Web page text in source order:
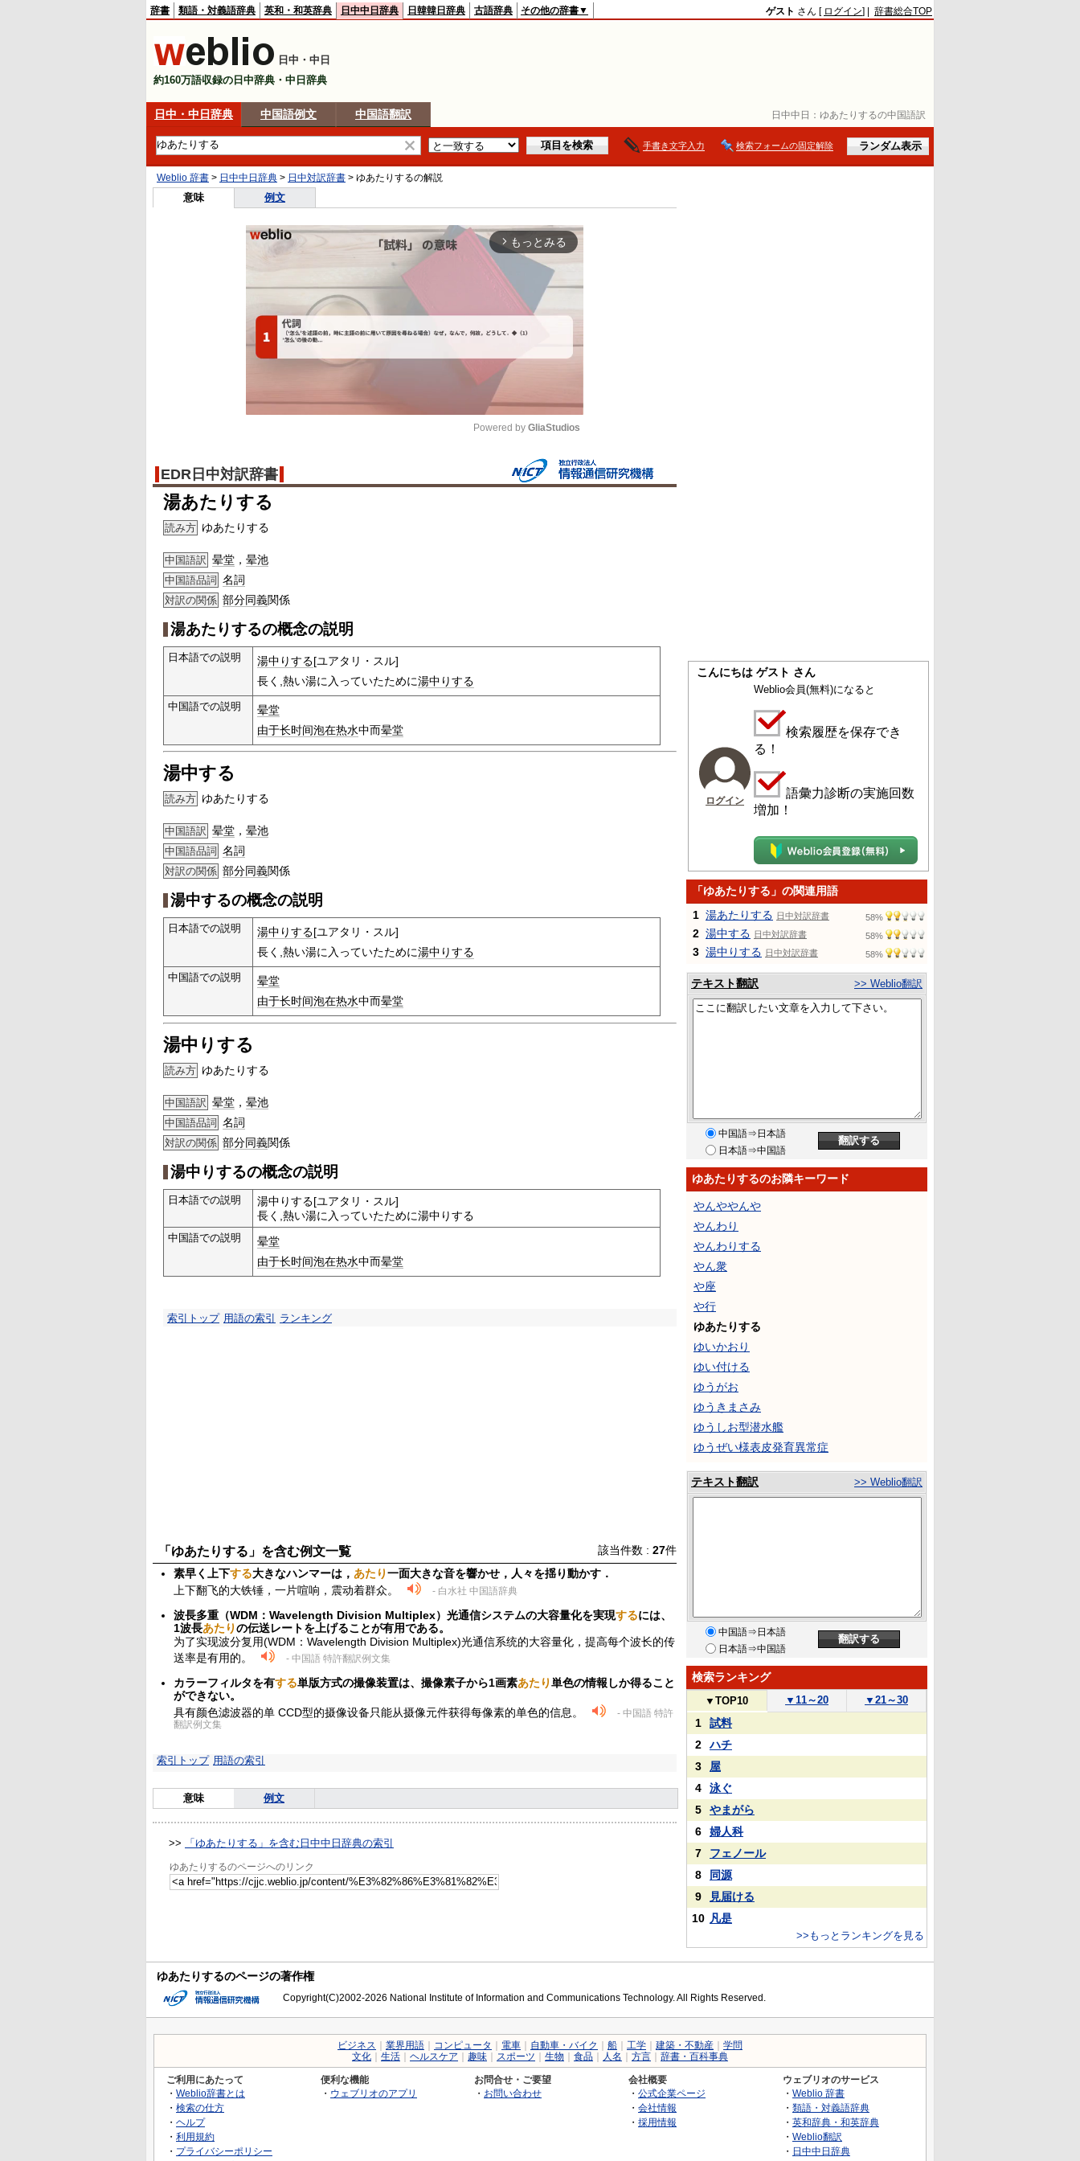
日中中日： ゆあたりするの中国語訳
辞書 類語・対義語辞典 英和・和英辞典 日中中日辞典 日韓韓日辞典 古語辞典 その他の辞書▼ ゲスト さん [ ログイン] | 辞書総合TOP
日中・中日
約160万語収録の日中辞典・中日辞典
日中・中日辞典 中国語例文 中国語翻訳
手書き文字入力 検索フォームの固定解除
Weblio 辞書 > 日中中日辞典 > 日中対訳辞書 > ゆあたりするの解説
意味 例文
arrow_forward_ios もっとみる
Mute
Powered by GliaStudios
EDR日中対訳辞書
湯あたりする
読み方 ゆあたりする
中国語訳 晕堂 ， 晕池
中国語品詞 名詞
対訳の関係 部分同義関係
湯あたりするの概念の説明
日本語での説明 湯中りする[ユアタリ・スル]
長く,熱い湯に入っていたために湯中りする
中国語での説明
晕堂
由于长时间泡在热水中而晕堂
湯中する
読み方 ゆあたりする
中国語訳 晕堂 ， 晕池
中国語品詞 名詞
対訳の関係 部分同義関係
湯中するの概念の説明
日本語での説明 湯中りする[ユアタリ・スル]
長く,熱い湯に入っていたために湯中りする
中国語での説明
晕堂
由于长时间泡在热水中而晕堂
湯中りする
読み方 ゆあたりする
中国語訳 晕堂 ， 晕池
中国語品詞 名詞
対訳の関係 部分同義関係
湯中りするの概念の説明
日本語での説明
湯中りする[ユアタリ・スル]
長く,熱い湯に入っていたために湯中りする
中国語での説明
晕堂
由于长时间泡在热水中而晕堂
索引トップ 用語の索引 ランキング
「ゆあたりする」を含む例文一覧 該当件数 : 27件
素早く上下する大きなハンマーは， あたり一面大きな音を響かせ，人々を揺り動かす．
上下翻飞的大铁锤，一片喧响，震动着群众。
- 白水社 中国語辞典
波長多重（WDM：Wavelength Division Multiplex）光通信システムの大容量化を実現するには、
1波長あたりの伝送レートを上げることが有用である。
为了实现波分复用(WDM：Wavelength Division Multiplex)光通信系统的大容量化，提高每个波长的传
送率是有用的。
- 中国語 特許翻訳例文集
カラーフィルタを有する単版方式の撮像装置は、撮像素子から1画素あたり単色の情報しか得ること
ができない。
具有颜色滤波器的单 CCD型的摄像设备只能从摄像元件获得每像素的单色的信息。
- 中国語 特許
翻訳例文集
索引トップ 用語の索引
意味 例文
>> 「ゆあたりする」を含む日中中日辞典の索引
ゆあたりするのページへのリンク
こんにちは ゲスト さん
ログイン
Weblio会員(無料)になると
検索履歴を保存でき
る！
語彙力診断の実施回数
増加！
「ゆあたりする」の関連用語
1 湯あたりする 日中対訳辞書 58%
2 湯中する 日中対訳辞書 58%
3 湯中りする 日中対訳辞書 58%
テキスト翻訳 >> Weblio翻訳
中国語⇒日本語
日本語⇒中国語
ゆあたりするのお隣キーワード
やんややんや
やんわり
やんわりする
やん衆
や座
や行
ゆあたりする
ゆいかおり
ゆい付ける
ゆうがお
ゆうきまさみ
ゆうしお型潜水艦
ゆうぜい様表皮発育異常症
テキスト翻訳 >> Weblio翻訳
中国語⇒日本語
日本語⇒中国語
検索ランキング
▼ TOP10 ▼ 11～20 ▼ 21～30
1
試料
2
ハチ
3
屋
4
泳ぐ
5
やまがら
6
婦人科
7
フェノール
8
同源
9
見届ける
10 凡是
>>もっとランキングを見る
ゆあたりするのページの著作権
Copyright(C)2002-2026 National Institute of Information and Communications Technology. All Rights Reserved.
ビジネス 業界用語 コンピュータ 電車 自動車・バイク 船 工学 建築・不動産
学問
文化
生活 ヘルスケア 趣味 スポーツ 生物 食品 人名 方言 辞書・百科事典
ご利用にあたって
・ Weblio辞書とは
・ 検索の仕方
・ ヘルプ
・ 利用規約
・ プライバシーポリシー
便利な機能
・ ウェブリオのアプリ
お問合せ・ご要望
・ お問い合わせ
会社概要
・ 公式企業ページ
・ 会社情報
・ 採用情報
ウェブリオのサービス
・ Weblio 辞書
・ 類語・対義語辞典
・ 英和辞典・和英辞典
・ Weblio翻訳
・ 日中中日辞典